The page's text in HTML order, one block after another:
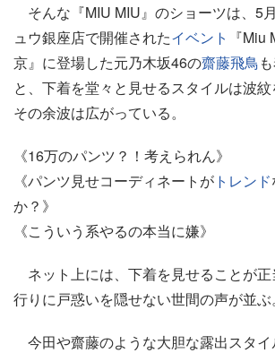
そんな『MIU MIU』のショーツは、5
ュウ銀座店で開催されたイベント 『
京』に登場した元乃木坂46の齋藤飛鳥
と、下着を堂々と見せるスタイルは波
その余波は広がっている。
《16万のパンツ？！考えられん》
《パンツ見せコーディネートが トレンド
か？》
《こういう系やるの本当に嫌》
ネット上には、下着を見せることが
行りに戸惑いを隠せない世間の声が並ぶ。
今田や齋藤のような大胆な露出スタイ